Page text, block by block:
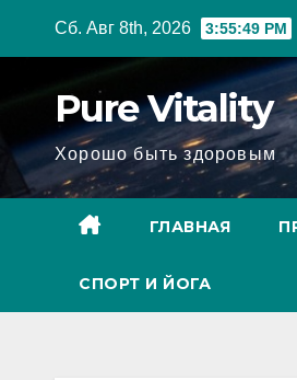
Сб. Авг 8th, 2026 3:55:50 PM
Pure Vitality
Хорошо быть здоровым
ГЛАВНАЯ
СПОРТ И ЙОГА